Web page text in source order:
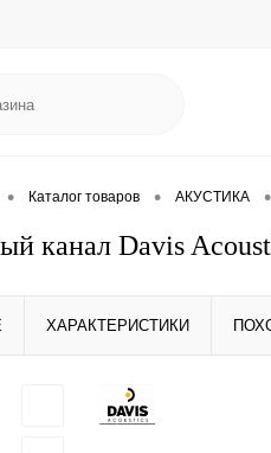
• Каталог товаров • АКУСТИКА •
канал Davis
ХАРАКТЕРИСТИКИ